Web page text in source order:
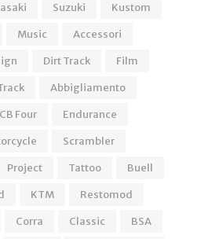
Suzuki
Kustom
Music
Accessori
Dirt Track
Film
Abbigliamento
CB Four
Endurance
Scrambler
Project Tattoo
Buell
KTM
Restomod
Corra Classic
BSA